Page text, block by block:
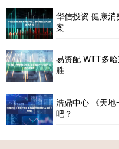
华信投资 健康
案
易资配 WTT多
胜
浩鼎中心 《天地
吧？